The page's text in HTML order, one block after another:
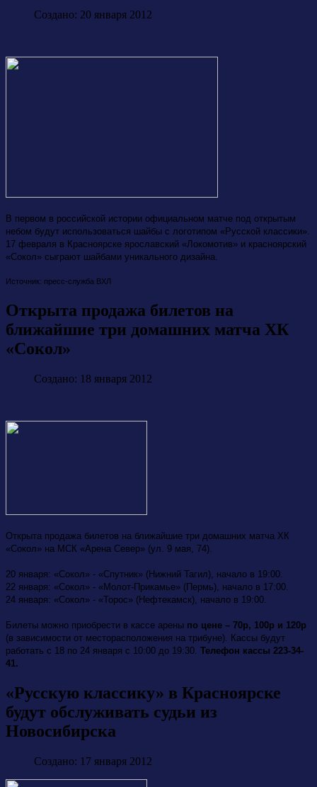
Создано: 20 января 2012
В первом в российской истории официальном матче под открытым
небом будут использоваться шайбы с логотипом «Русской классики».
17 февраля в Красноярске ярославский «Локомотив» и красноярский
«Сокол» сыграют шайбами уникального дизайна.
Источник: пресс-служба ВХЛ
Открыта продажа билетов на
ближайшие три домашних матча ХК
«Сокол»
Создано: 18 января 2012
Открыта продажа билетов на ближайшие три домашних матча ХК
«Сокол» на МСК «Арена Север» (ул. 9 мая, 74).
20 января: «Сокол» - «Спутник» (Нижний Тагил), начало в 19:00.
22 января: «Сокол» - «Молот-Прикамье» (Пермь), начало в 17:00.
24 января: «Сокол» - «Торос» (Нефтекамск), начало в 19:00.
Билеты можно приобрести в кассе арены по цене – 70р, 100р и 120р
(в зависимости от месторасположения на трибуне). Кассы будут
работать с 18 по 24 января с 10:00 до 19:30. Телефон кассы 223-34-
41.
«Русскую классику» в Красноярске
будут обслуживать судьи из
Новосибирска
Создано: 17 января 2012